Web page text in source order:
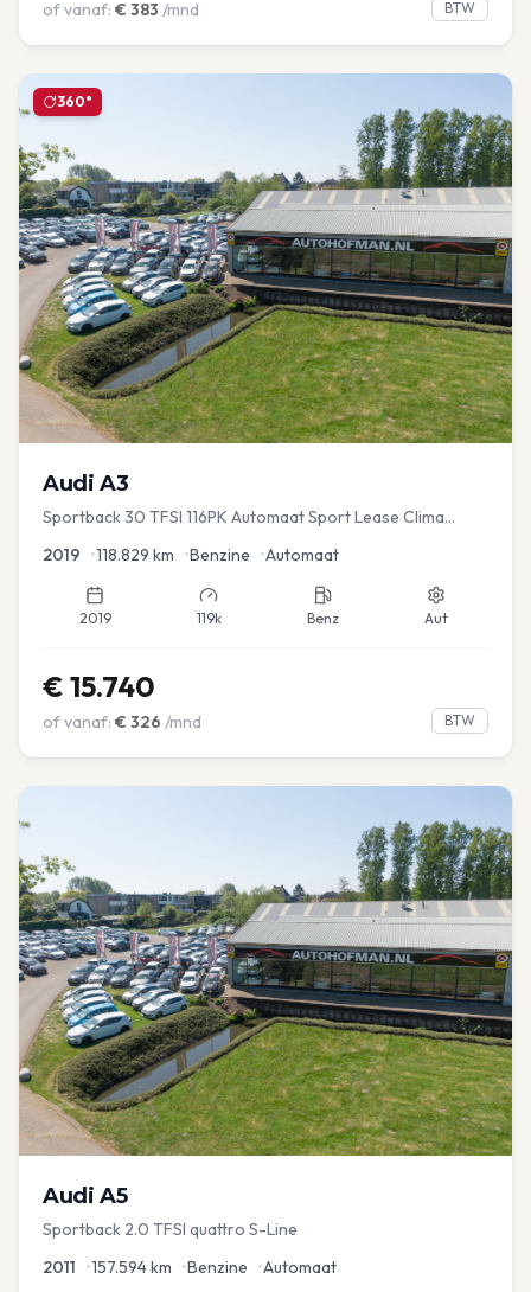
of vanaf: € 383 /mnd BTW
360°
Audi A3
Sportback 30 TFSI 116PK Automaat Sport Lease Clima
2019 •118.829 km •Benzine •Automaat
2019 119k Benz Aut
€ 15.740
of vanaf: € 326 /mnd BTW
Audi A5
Sportback 2.0 TFSI quattro S-Line
2011 •157.594km •Benzine •Automaat